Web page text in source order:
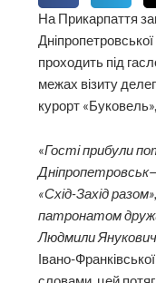
На Прикарпаття
проходить під
межах візиту
курорт
«Гості прибули
«Схід-Захід
патронатом
Людмили Янукович
Івано-